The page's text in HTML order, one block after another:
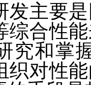
发主要
综合性
究和掌
织对性